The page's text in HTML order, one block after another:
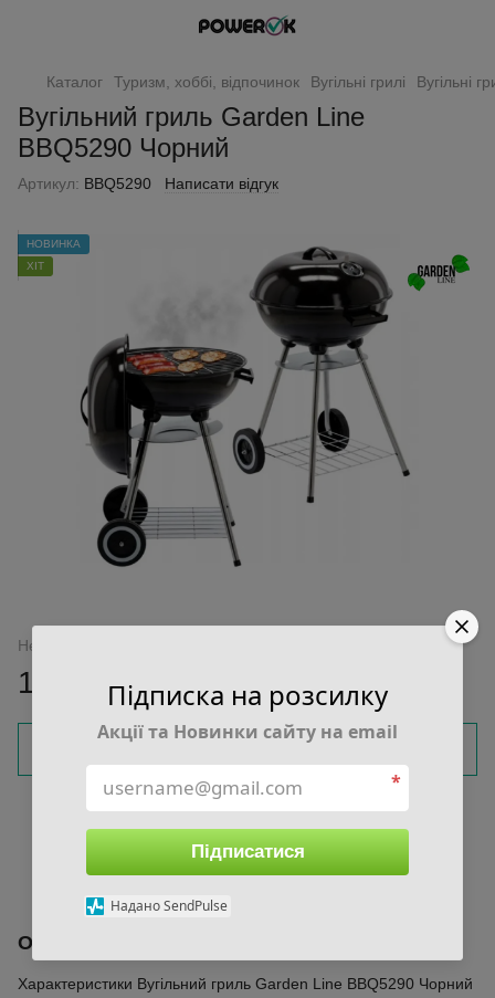
Каталог Туризм, хоббі, відпочинок Вугільні грилі Вугільні
Вугільний гриль Garden Line
BBQ5290 Чорний
Артикул: BBQ5290 Написати відгук
НОВИНКА
ХІТ
Немає в наявності
1 599 грн
Повідомити, коли з'явиться
Увійти для відображення накопичувальної знижки
До обраного Порівняти
Опис
Характеристики Вугільний гриль Garden Line BBQ5290 Чорний
Підписка на розсилку
Акції та Новинки сайту на email
*
Підписатися
Надано SendPulse